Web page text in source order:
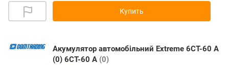
Купить
Акумулятор автомобільний Extreme 6CT-60 A
(0) 6CT-60 A (0)